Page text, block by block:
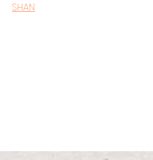
SHAN